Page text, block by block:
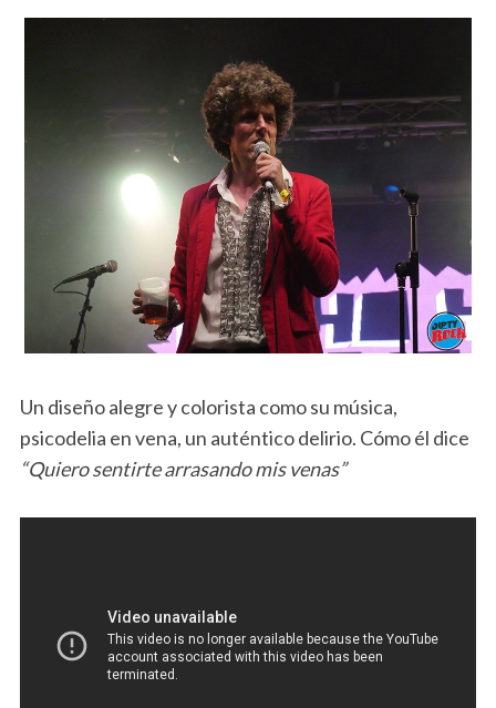
Un diseño alegre y colorista como su música,
psicodelia en vena, un auténtico delirio. Cómo él dice
“Quiero sentirte arrasando mis venas”